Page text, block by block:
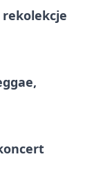
rekolekcje